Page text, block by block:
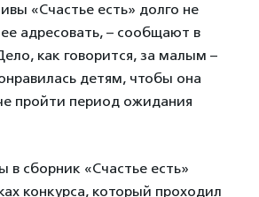
«Счастье есть» долго не
адресовать, – сообщают в
как говорится, за малым –
детям, чтобы она
пройти период ожидания
в сборник «Счастье есть»
конкурса, который проходил